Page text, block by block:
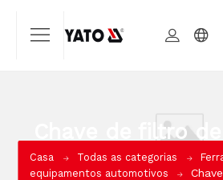
Chave de filtro de
Casa Todas as categorias
equipamentos automotivos